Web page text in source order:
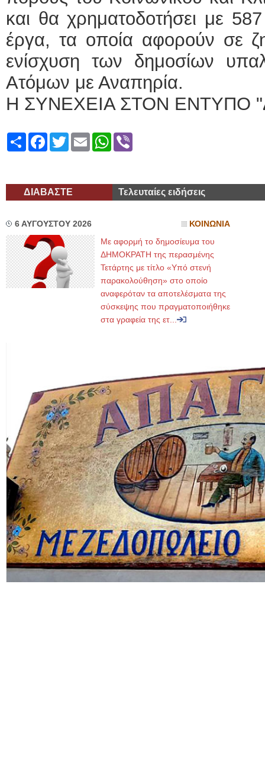
και θα χρηματοδοτήσει με
έργα, τα οποία αφορούν σε
ενίσχυση των δημοσίων
Ατόμων με Αναπηρία.
Η ΣΥΝΕΧΕΙΑ ΣΤΟΝ ΕΝΤΥΠΟ
ShareFacebook
TwitterEmailWhatsApp
ΔΙΑΒΑΣΤΕ Τελευταίες ειδήσεις
6 ΑΥΓΟΥΣΤΟΥ 2026 ΚΟΙΝΩΝΙΑ
Με αφορμή το δημοσίευμα του
ΔΗΜΟΚΡΑΤΗ της περασμένης
Τετάρτης με τίτλο «Υπό στενή
παρακολούθηση» στο οποίο
αναφερόταν τα αποτελέσματα της
σύσκεψης που πραγματοποιήθηκε
στα γραφεία της ετ...